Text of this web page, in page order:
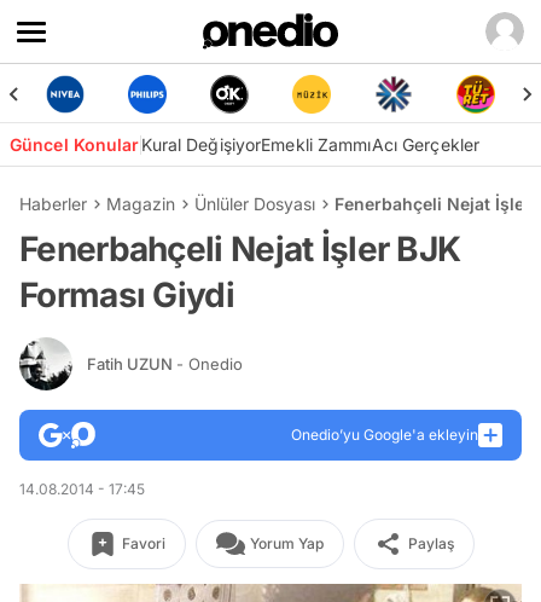
Güncel KonularKural DeğişiyorEmekli ZammıAcı Gerçekler
Haberler Magazin Ünlüler Dosyası Fenerbahçeli Nejat İşler
Fenerbahçeli Nejat İşler BJK
Forması Giydi
Fatih UZUN - Onedio
Onedio’yu Google'a ekleyin
14.08.2014 - 17:45
Favori Yorum Yap Paylaş